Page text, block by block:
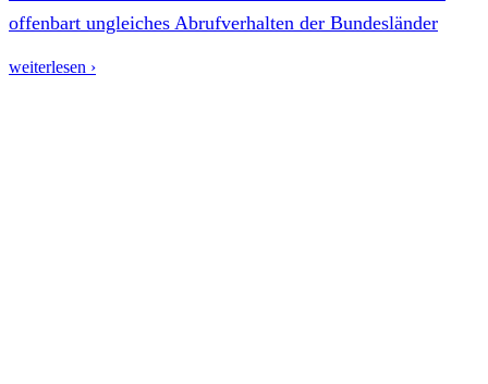
offenbart ungleiches Abrufverhalten der Bundesländer
weiterlesen ›